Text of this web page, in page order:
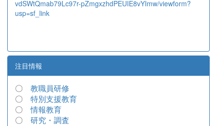
vdSWtQmab79Lc97r-pZmgxzhdPEUIE8vYImw/viewform?
usp=sf_link
注目情報
〇 教職員研修
〇 特別支援教育
〇情報教育
〇 研究・調査